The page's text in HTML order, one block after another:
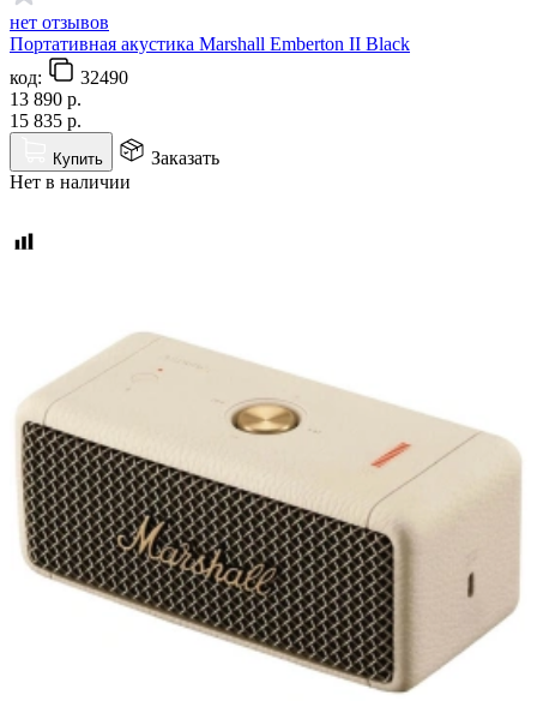
нет отзывов
Портативная акустика Marshall Emberton II Black
код:
32490
13 890 р.
15 835 р.
Купить
Заказать
Нет в наличии